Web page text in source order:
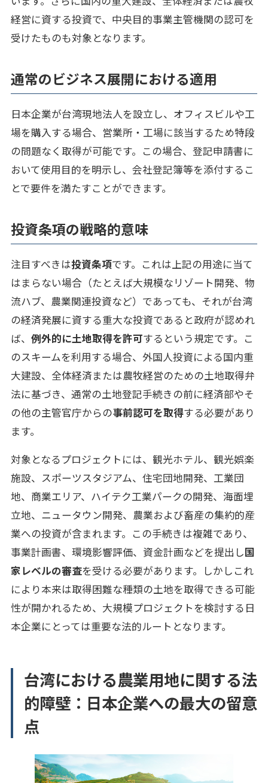
経営に資する投資で、中央目的事業主管機関の認可を
受けたものも対象となります。
通常のビジネス展開における適用
日本企業が台湾現地法人を設立し、オフィスビルや工
場を購入する場合、営業所・工場に該当するため特段
の問題なく取得が可能です。この場合、登記申請書に
おいて使用目的を明示し、会社登記簿等を添付するこ
とで要件を満たすことができます。
投資条項の戦略的意味
注目すべきは投資条項です。これは上記の用途に当て
はまらない場合（たとえば大規模なリゾート開発、物
流ハブ、農業関連投資など）であっても、それが台湾
の経済発展に資する重大な投資であると政府が認めれ
ば、 例外的に土地取得を許可するという規定です。こ
のスキームを利用する場合、外国人投資による国内重
大建設、全体経済または農牧経営のための土地取得弁
法に基づき、通常の土地登記手続きの前に経済部やそ
の他の主管官庁からの事前認可を取得する必要があり
ます。
対象となるプロジェクトには、観光ホテル、観光娯楽
施設、スポーツスタジアム、住宅団地開発、工業団
地、商業エリア、ハイテク工業パークの開発、海面埋
立地、ニュータウン開発、農業および畜産の集約的産
業への投資が含まれます。この手続きは複雑であり、
事業計画書、環境影響評価、資金計画などを提出し国
家レベルの審査を受ける必要があります。しかしこれ
により本来は取得困難な種類の土地を取得できる可能
性が開かれるため、大規模プロジェクトを検討する日
本企業にとっては重要な法的ルートとなります。
台湾における農業用地に関する法
的障壁：日本企業への最大の留意
点